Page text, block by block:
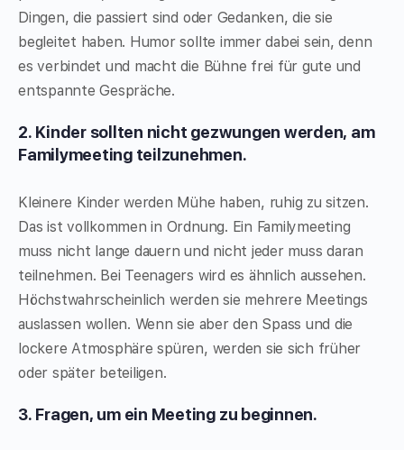
Dingen, die passiert sind oder Gedanken, die sie
begleitet haben. Humor sollte immer dabei sein, denn
es verbindet und macht die Bühne frei für gute und
entspannte Gespräche.
2. Kinder sollten nicht gezwungen werden, am
Familymeeting teilzunehmen.
Kleinere Kinder werden Mühe haben, ruhig zu sitzen.
Das ist vollkommen in Ordnung. Ein Familymeeting
muss nicht lange dauern und nicht jeder muss daran
teilnehmen. Bei Teenagers wird es ähnlich aussehen.
Höchstwahrscheinlich werden sie mehrere Meetings
auslassen wollen. Wenn sie aber den Spass und die
lockere Atmosphäre spüren, werden sie sich früher
oder später beteiligen.
3. Fragen, um ein Meeting zu beginnen.